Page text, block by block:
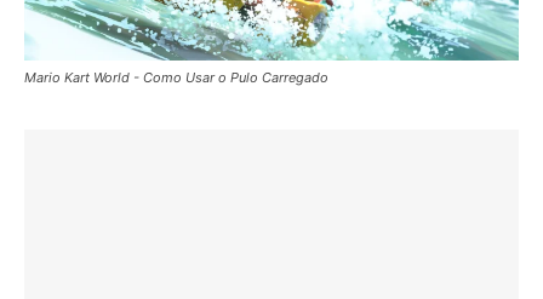
Mario Kart World - Como Usar o Pulo Carregado